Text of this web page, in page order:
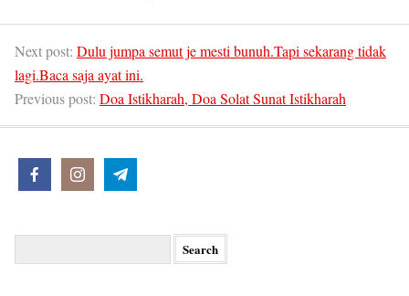
Next post: Dulu jumpa semut je mesti bunuh.Tapi sekarang tidak
lagi.Baca saja ayat ini.
Previous post: Doa Istikharah, Doa Solat Sunat Istikharah